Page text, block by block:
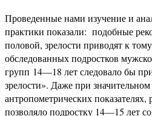
Проведенные нами изучение и
практики показали: подобные
половой, зрелости приводят к
обследованных подростков
групп 14—18 лет следовало бы
зрелости». Даже при
антропометрических
позволяло подростку 14—15 лет